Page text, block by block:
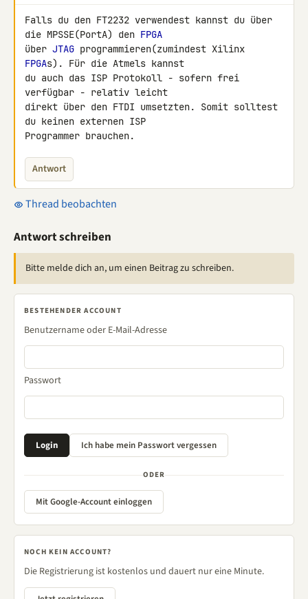
Falls du den FT2232 verwendest kannst du über
die MPSSE(PortA) den FPGA
über JTAG
FPGAs). Für die Atmels kannst
du auch das ISP Protokoll - sofern frei
verfügbar - relativ leicht
direkt über den FTDI umsetzten. Somit solltest
du keinen externen ISP
Programmer brauchen.
Antwort
Thread beobachten
Antwort schreiben
Bitte melde dich an, um einen Beitrag zu schreiben.
BESTEHENDER ACCOUNT
Benutzername oder E-Mail-Adresse
Passwort
ODER
Mit Google-Account einloggen
NOCH KEIN ACCOUNT?
Die Registrierung ist kostenlos und dauert nur eine Minute.